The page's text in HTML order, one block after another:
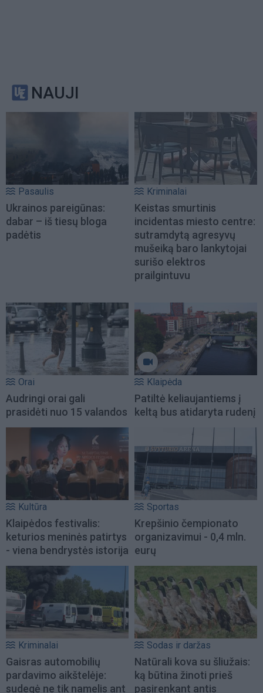
NAUJI
Pasaulis
Ukrainos pareigūnas:
dabar – iš tiesų bloga
padėtis
Kriminalai
Keistas smurtinis
incidentas miesto centre:
sutramdytą agresyvų
mušeiką baro lankytojai
surišo elektros
prailgintuvu
Orai
Audringi orai gali
prasidėti nuo 15 valandos
Klaipėda
Patiltė keliaujantiems į
keltą bus atidaryta rudenį
Kultūra
Klaipėdos festivalis:
keturios meninės patirtys
- viena bendrystės istorija
Sportas
Krepšinio čempionato
organizavimui - 0,4 mln.
eurų
Kriminalai
Gaisras automobilių
pardavimo aikštelėje:
sudegė ne tik namelis ant
Sodas ir daržas
Natūrali kova su šliužais:
ką būtina žinoti prieš
pasirenkant antis